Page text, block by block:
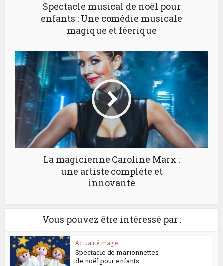
Spectacle musical de noël pour
enfants : Une comédie musicale
magique et féerique
La magicienne Caroline Marx :
une artiste complète et
innovante
Vous pouvez être intéressé par :
Actualité magie
Spectacle de marionnettes
de noël pour enfants :...